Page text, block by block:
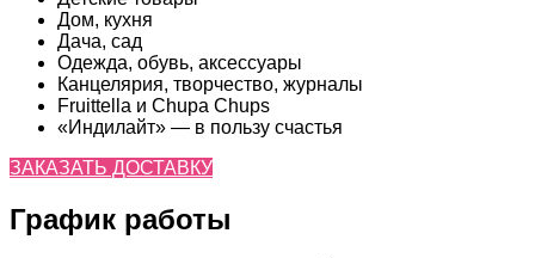
Дом, кухня
Дача, сад
Одежда, обувь, аксессуары
Канцелярия, творчество, журналы
Fruittella и Chupa Chups
«Индилайт» — в пользу счастья
ЗАКАЗАТЬ ДОСТАВКУ
График работы